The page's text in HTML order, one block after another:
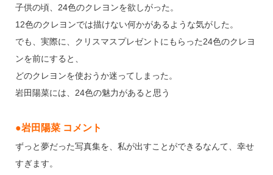
子供の頃、24色のクレヨンを欲しがった。
12色のクレヨンでは描けない何かがあるような気がした。
でも、実際に、クリスマスプレゼントにもらった24色のクレヨ
ンを前にすると、
どのクレヨンを使おうか迷ってしまった。
岩田陽菜には、24色の魅力があると思う
●岩田陽菜 コメント
ずっと夢だった写真集を、私が出すことができるなんて、幸せ
すぎます。